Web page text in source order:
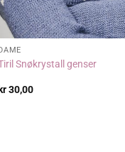
DAME
Snøkrystall genser
kr30,00